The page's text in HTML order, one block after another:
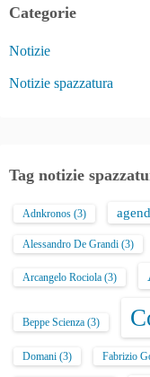
Categorie
Notizie
Notizie spazzatura
Tag notizie
Adnkronos (3)
Alessandro De Grandi (3)
Arcangelo Rociola (3)
Beppe Scienza (3)
Domani (3) Fabrizio